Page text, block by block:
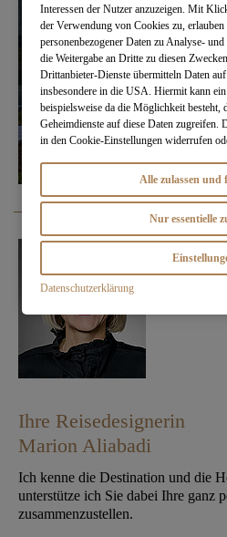
Ihre Reisedesignerin
Marion Aliabadi
Ich kenne die Destination und die
unterstütze ich Sie dabei Ihre ganz
zusammenzustellen.
Interessen der Nutzer anzuzeigen. Mit
der Verwendung von Cookies zu,
personenbezogener Daten zu Analyse-
die Weitergabe an Dritte zu diesen
Drittanbieter-Dienste übermitteln Daten
insbesondere in die USA. Hiermit kann
beispielsweise da die Möglichkeit besteht,
Geheimdienste auf diese Daten zugreifen.
in den Cookie-Einstellungen widerrufen
Alle zulassen und
Nur essentielle
Datenschutzerklärung